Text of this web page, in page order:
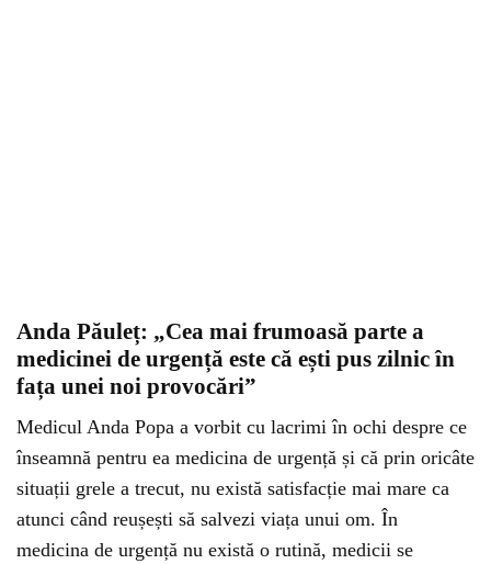
Anda Păuleț: „Cea mai frumoasă parte a
medicinei de urgență este că ești pus zilnic în
fața unei noi provocări”
Medicul Anda Popa a vorbit cu lacrimi în ochi despre ce
înseamnă pentru ea medicina de urgență și că prin oricâte
situații grele a trecut, nu există satisfacție mai mare ca
atunci când reușești să salvezi viața unui om. În
medicina de urgență nu există o rutină, medicii se